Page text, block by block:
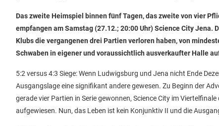
Das zweite Heimspiel binnen fünf Tagen, das zweite von vier
empfangen am Samstag (27.12.; 20:00 Uhr) Science City
Klubs die vergangenen drei Partien verloren haben, von
Schwaben in eigener und voraussichtlich ausverkaufter Halle
5:2 versus 4:3 Siege: Wenn Ludwigsburg und Jena nicht Ende
Ausgangslage eine signifikant andere gewesen. Zu Beginn der
gerade vier Partien in Serie gewonnen, Science City im
aufgewiesen. Nun, das Leben ist kein Konjunktiv II und die